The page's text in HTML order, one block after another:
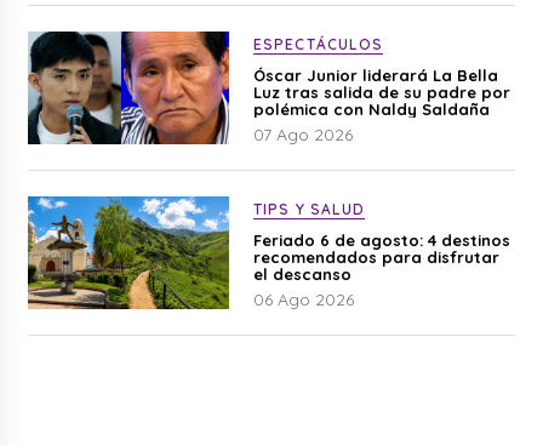
ESPECTÁCULOS
Óscar Junior liderará La Bella
Luz tras salida de su padre por
polémica con Naldy Saldaña
07 Ago 2026
TIPS Y SALUD
Feriado 6 de agosto: 4 destinos
recomendados para disfrutar
el descanso
06 Ago 2026